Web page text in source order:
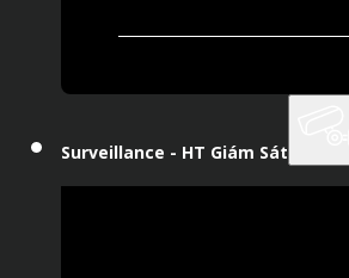
Surveillance - HT Giám Sát